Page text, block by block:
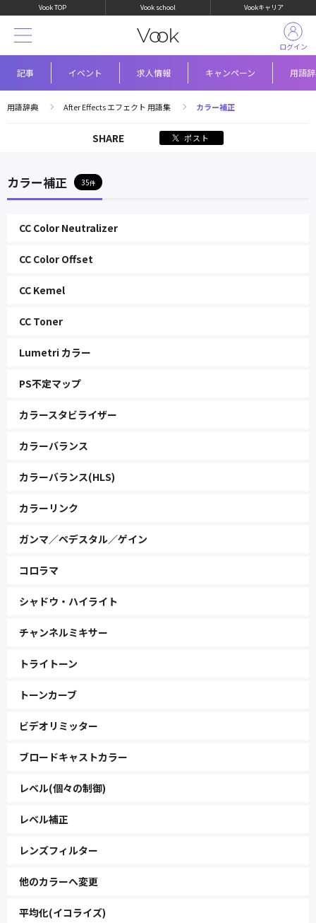
Vook TOP Vook school Vookキャリア
記事 イベント 求人情報 キャンペーン 用語
ログイン
用語辞典 After Effects エフェクト 用語集 カラー補正
SHARE ポスト
カラー補正 35
CC Color Neutralizer
CC Color Offset
CC Kemel
CC Toner
Lumetri カラー
PS不定マップ
カラースタビライザー
カラーバランス
カラーバランス(HLS)
カラーリンク
ガンマ／ペデスタル／ゲイン
コロラマ
シャドウ・ハイライト
チャンネルミキサー
トライトーン
トーンカーブ
ビデオリミッター
ブロードキャストカラー
レベル(個々の制御)
レベル補正
レンズフィルター
他のカラーへ変更
平均化(イコライズ)